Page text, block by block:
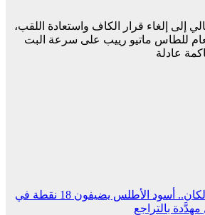
إلى إلغاء قرار الكاف واستعادة اللقب،
للطاس ماتيو رييب على سرعة البت
عادلة
بعد اعتماد نتيجة نهائي الكان.. أسود الأطلس يضيفون 18 نقطة في
بالتراجع